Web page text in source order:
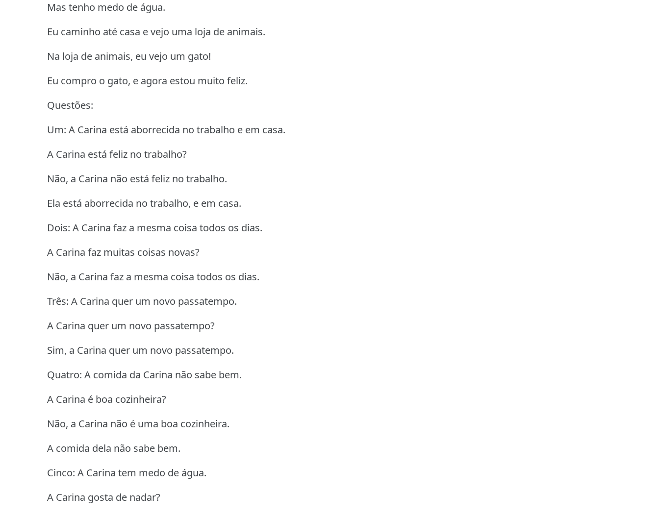
Mas tenho medo de água.
Eu caminho até casa e vejo uma loja de animais.
Na loja de animais, eu vejo um gato!
Eu compro o gato, e agora estou muito feliz.
Questões:
Um: A Carina está aborrecida no trabalho e em casa.
A Carina está feliz no trabalho?
Não, a Carina não está feliz no trabalho.
Ela está aborrecida no trabalho, e em casa.
Dois: A Carina faz a mesma coisa todos os dias.
A Carina faz muitas coisas novas?
Não, a Carina faz a mesma coisa todos os dias.
Três: A Carina quer um novo passatempo.
A Carina quer um novo passatempo?
Sim, a Carina quer um novo passatempo.
Quatro: A comida da Carina não sabe bem.
A Carina é boa cozinheira?
Não, a Carina não é uma boa cozinheira.
A comida dela não sabe bem.
Cinco: A Carina tem medo de água.
A Carina gosta de nadar?